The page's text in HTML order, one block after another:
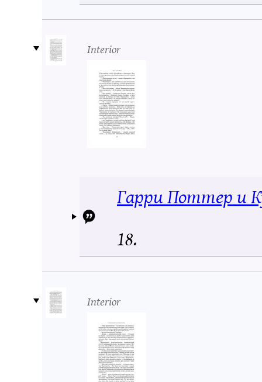
Interior
Гарри Поттер и
18.
Interior